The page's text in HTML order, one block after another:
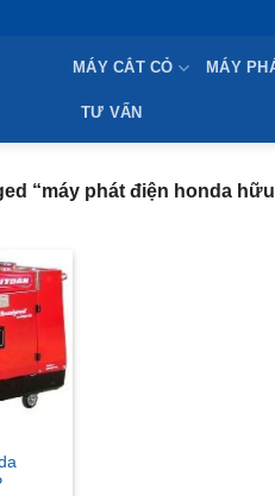
MÁY CẮT CỎ MÁY
TƯ VẤN
“máy phát điện honda